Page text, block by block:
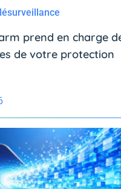
prend en charge
de votre protection